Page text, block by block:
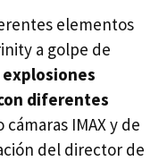
elementos
a golpe de
diferentes
IMAX y de
del director de